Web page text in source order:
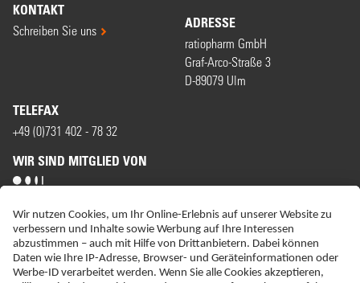
KONTAKT
Schreiben Sie uns ADRESSE
ratiopharm GmbH
Graf-Arco-Straße 3
D-89079 Ulm
TELEFAX
+49 (0)731 402 - 78 32
WIR SIND MITGLIED VON
ERKLÄRUNG ZUR BARRIEREFREIHEIT
IMPRESSUM